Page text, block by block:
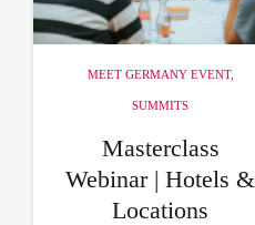
MEET GERMANY EVENT,
SUMMITS
Masterclass
Webinar | Hotels &
Locations